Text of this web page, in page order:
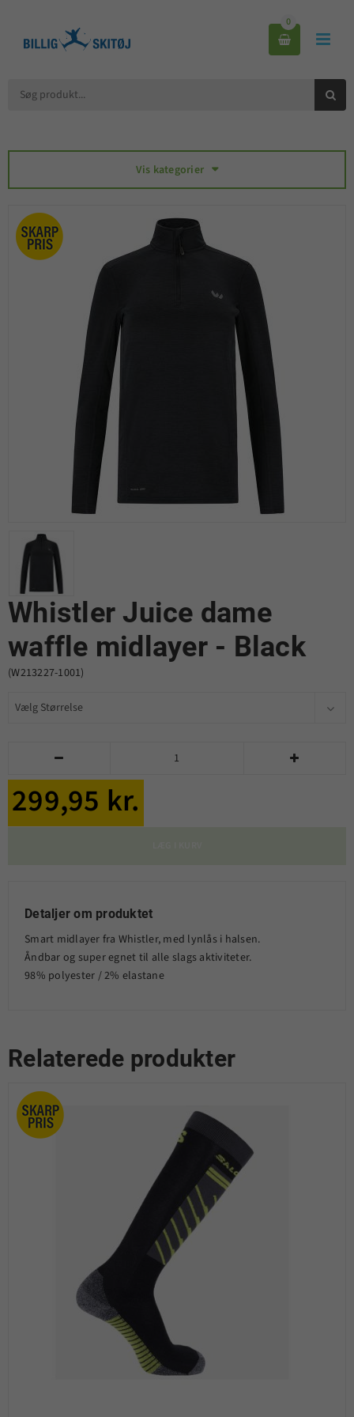


0

Vis kategorier 
Whistler Juice dame
waffle midlayer - Black
(W213227-1001)
 
299,95 kr.
Detaljer om produktet
Smart midlayer fra Whistler, med lynlås i halsen.
Åndbar og super egnet til alle slags aktiviteter.
98% polyester / 2% elastane
Relaterede produkter